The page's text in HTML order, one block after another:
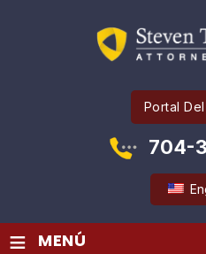
Portal
704-
≡ MENÚ